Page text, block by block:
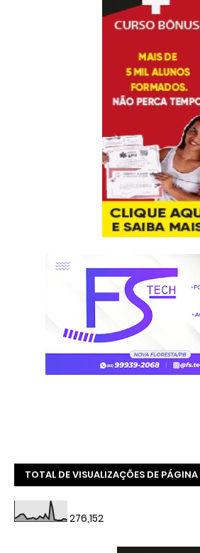
TOTAL DE VISUALIZAÇÕES DE PÁGINA
276,152